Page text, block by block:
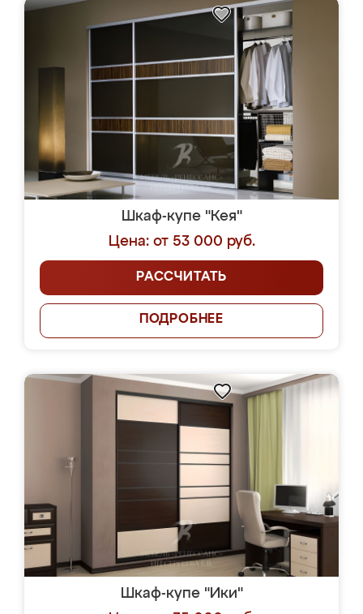
Шкаф-купе "Кея"
Цена: от 53 000 руб.
РАССЧИТАТЬ
ПОДРОБНЕЕ
Шкаф-купе "Ики"